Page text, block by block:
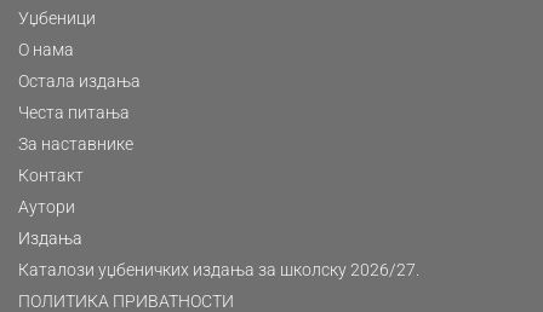
Уџбеници
О нама
Остала издања
Честа питања
За наставнике
Контакт
Аутори
Издања
Каталози уџбеничких издања за школску 2026/27.
ПОЛИТИКА ПРИВАТНОСТИ